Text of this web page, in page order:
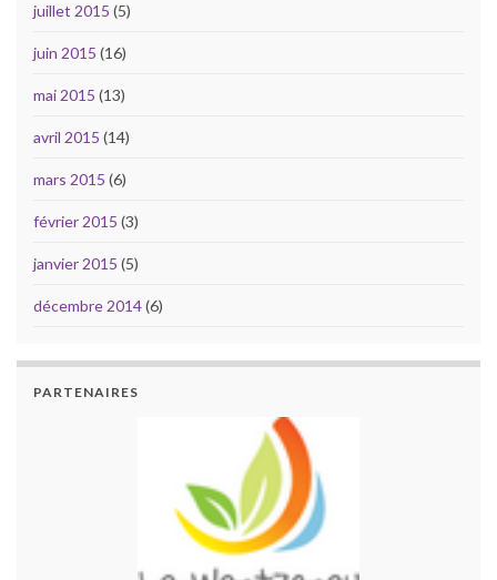
juillet 2015 (5)
juin 2015 (16)
mai 2015 (13)
avril 2015 (14)
mars 2015 (6)
février 2015 (3)
janvier 2015 (5)
décembre 2014(6)
PARTENAIRES